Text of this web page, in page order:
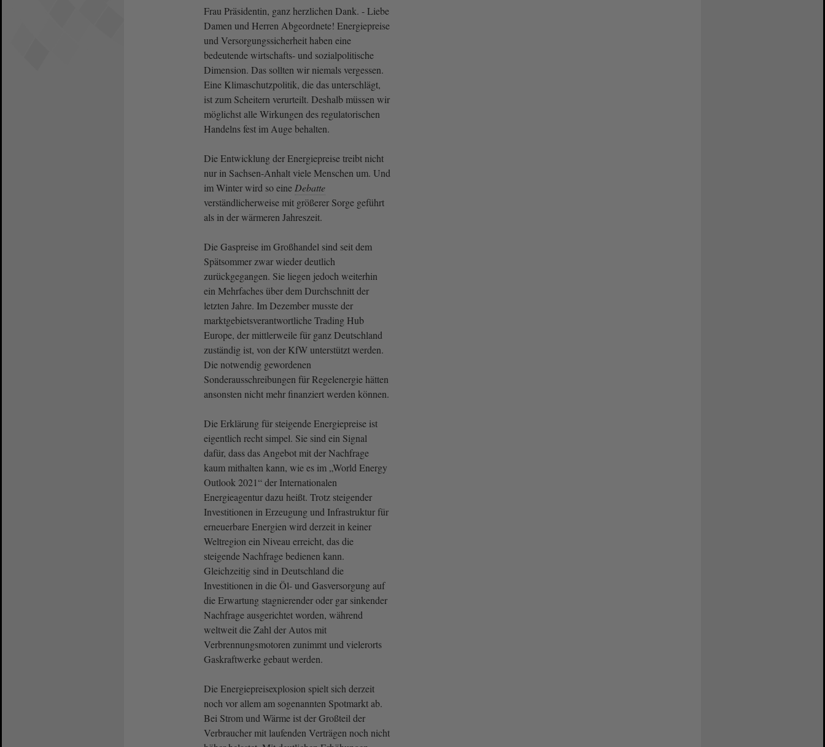
Frau Präsidentin, ganz herzlichen Dank. - Liebe
Damen und Herren Abgeordnete! Energiepreise
und Versorgungssicherheit haben eine
bedeutende wirtschafts- und sozialpolitische
Dimension. Das sollten wir niemals vergessen.
Eine Klimaschutzpolitik, die das unterschlägt,
ist zum Scheitern verurteilt. Deshalb müssen wir
möglichst alle Wirkungen des regulatorischen
Handelns fest im Auge behalten.
Die Entwicklung der Energiepreise treibt nicht
nur in Sachsen-Anhalt viele Menschen um. Und
im Winter wird so eine Debatte
verständlicherweise mit größerer Sorge geführt
als in der wärmeren Jahreszeit.
Die Gaspreise im Großhandel sind seit dem
Spätsommer zwar wieder deutlich
zurückgegangen. Sie liegen jedoch weiterhin
ein Mehrfaches über dem Durchschnitt der
letzten Jahre. Im Dezember musste der
marktgebietsverantwortliche Trading Hub
Europe, der mittlerweile für ganz Deutschland
zuständig ist, von der KfW unterstützt werden.
Die notwendig gewordenen
Sonderausschreibungen für Regelenergie hätten
ansonsten nicht mehr finanziert werden können.
Die Erklärung für steigende Energiepreise ist
eigentlich recht simpel. Sie sind ein Signal
dafür, dass das Angebot mit der Nachfrage
kaum mithalten kann, wie es im „World Energy
Outlook 2021“ der Internationalen
Energieagentur dazu heißt. Trotz steigender
Investitionen in Erzeugung und Infrastruktur für
erneuerbare Energien wird derzeit in keiner
Weltregion ein Niveau erreicht, das die
steigende Nachfrage bedienen kann.
Gleichzeitig sind in Deutschland die
Investitionen in die Öl- und Gasversorgung auf
die Erwartung stagnierender oder gar sinkender
Nachfrage ausgerichtet worden, während
weltweit die Zahl der Autos mit
Verbrennungsmotoren zunimmt und vielerorts
Gaskraftwerke gebaut werden.
Die Energiepreisexplosion spielt sich derzeit
noch vor allem am sogenannten Spotmarkt ab.
Bei Strom und Wärme ist der Großteil der
Verbraucher mit laufenden Verträgen noch nicht